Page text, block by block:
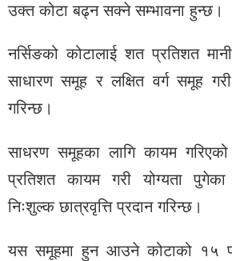
उक्त कोटा बढ्न सक्ने सम्भावना हुन्छ।
नर्सिङको कोटालाई शत प्रतिशत
साधारण समूह र लक्षित वर्ग समूह
गरिन्छ।
साधरण समूहका लागि कायम
प्रतिशत कायम गरी योग्यता पुगेका
निःशुल्क छात्रवृत्ति प्रदान गरिन्छ।
यस समूहमा हुन आउने कोटाको १५